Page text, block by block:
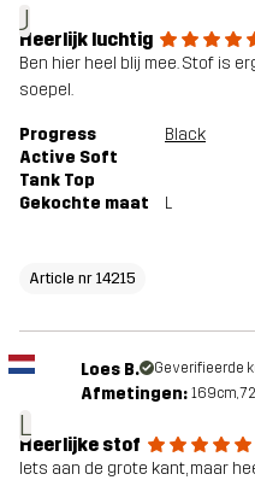
J
Heerlijk luchtig
Ben hier heel blij mee. Stof is
soepel.
Progress
Active Soft
Tank Top
Black
Gekochte maat L
Article nr 14215
L
Loes B. Geverifieerde
Afmetingen: 169cm,
Heerlijke stof
Iets aan de grote kant, maar